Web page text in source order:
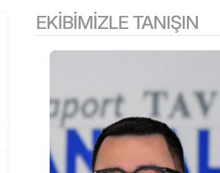
EKIBIMIZLE TANIŞIN